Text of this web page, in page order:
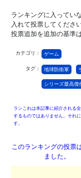
ランキングに入ってい
入れて投票してください
投票追加を追加の基準
カテゴリ： ゲーム
タグ： 地球防衛軍
シリーズ最高傑
ランこれは本記事に紹介される
するものではありません。それ
す。
このランキングの投票
ました。